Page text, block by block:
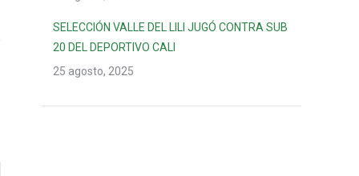
SELECCIÓN VALLE DEL LILI JUGÓ CONTRA SUB
20 DEL DEPORTIVO CALI
25 agosto, 2025